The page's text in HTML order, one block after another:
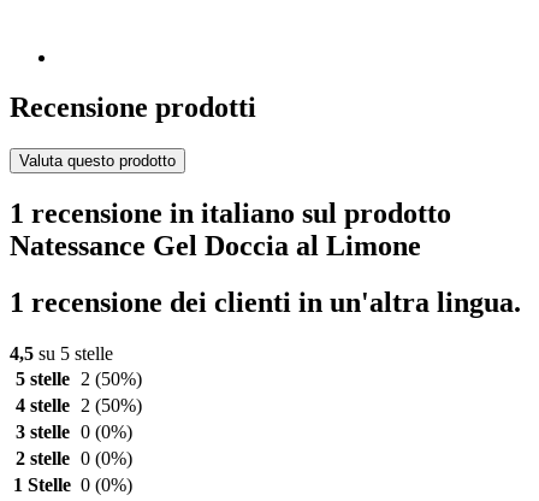
Recensione prodotti
Valuta questo prodotto
1 recensione in italiano sul prodotto
Natessance Gel Doccia al Limone
1 recensione dei clienti in un'altra lingua.
4,5 su 5 stelle
5 stelle
2 (50%)
4 stelle
2 (50%)
3 stelle 0 (0%)
2 stelle 0 (0%)
1 Stelle 0 (0%)